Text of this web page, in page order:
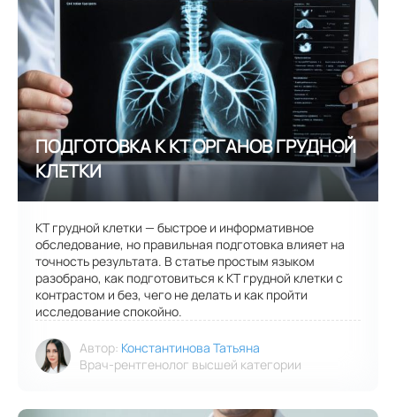
КТ грудной клетки — быстрое и информативное
обследование, но правильная подготовка влияет на
точность результата. В статье простым языком
разобрано, как подготовиться к КТ грудной клетки с
контрастом и без, чего не делать и как пройти
исследование спокойно.
Автор: Константинова Татьяна
Врач-рентгенолог высшей категории